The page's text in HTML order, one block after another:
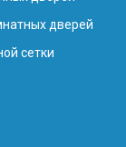
дверей
сетки